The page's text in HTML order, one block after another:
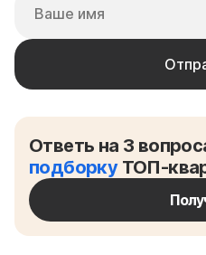
Ответь на 3
подборкуТОП-